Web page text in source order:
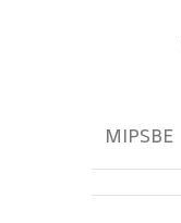
MIPSBE